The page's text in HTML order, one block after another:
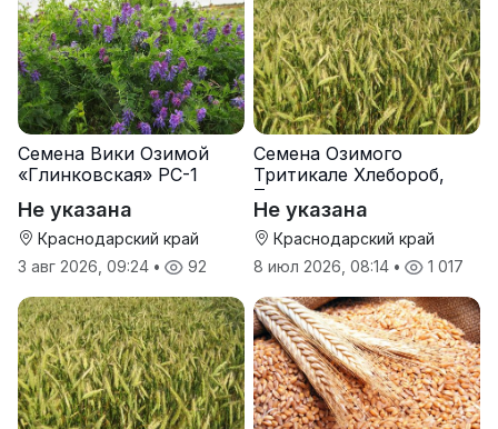
Семена Вики Озимой
«Глинковская» РС-1
Не указана
Краснодарский край
3 авг 2026, 09:24 • 92
Семена Озимого
Тритикале Хлебороб,
Тихон
Не указана
Краснодарский край
8 июл 2026, 08:14 • 1 017